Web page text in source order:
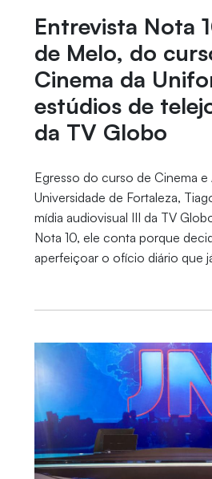
Entrevista Nota
de Melo, do
Cinema da
estúdios de
da TV Globo
Egresso do curso de Cinema e
Universidade de Fortaleza,
mídia audiovisual III da TV
Nota 10, ele conta porque
aperfeiçoar o ofício diário que